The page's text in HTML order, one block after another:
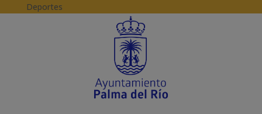
Skip to content
Deportes